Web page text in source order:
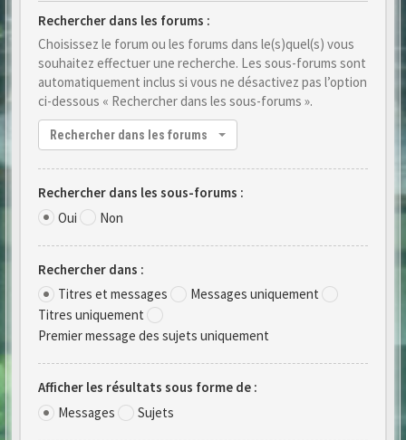
Rechercher dans les forums :
Choisissez le forum ou les forums dans le(s)quel(s) vous
souhaitez effectuer une recherche. Les sous-forums sont
automatiquement inclus si vous ne désactivez pas l’option
ci-dessous « Rechercher dans les sous-forums ».
Rechercher dans les forums
Rechercher dans les sous-forums :
Oui
Non
Rechercher dans :
Titres et messages
Messages uniquement
Titres uniquement
Premier message des sujets uniquement
Afficher les résultats sous forme de :
Messages
Sujets